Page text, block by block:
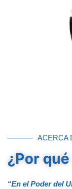
ACERCA
¿Por
“En el Poder del